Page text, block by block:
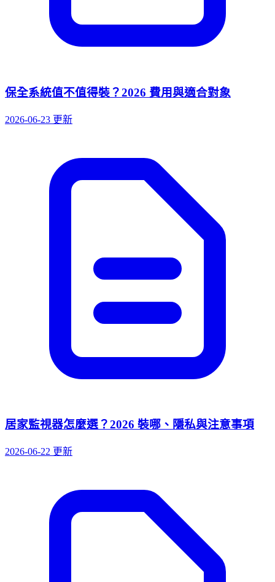
保全系統值不值得裝？2026 費用與適合對象
2026-06-23 更新
居家監視器怎麼選？2026 裝哪、隱私與注意事項
2026-06-22 更新